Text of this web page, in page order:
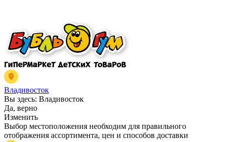
Владивосток
Вы здесь: Владивосток
Да, верно
Изменить
Выбор местоположения необходим для правильного
отображения ассортимента, цен и способов доставки